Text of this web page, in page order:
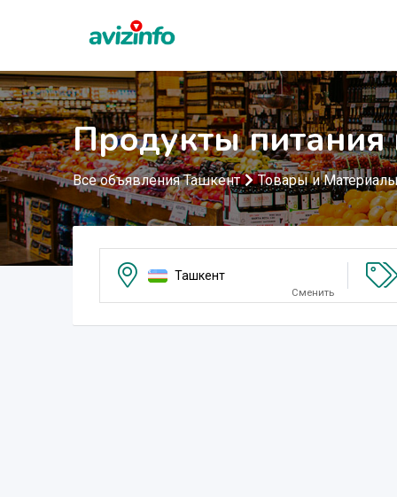
Продукты питания
Все объявления Ташкент Товары и
Ташкент
Сменить